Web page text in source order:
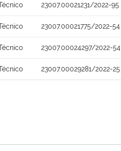
23007.00021231/2022-95
23007.00021775/2022-54
23007.00024297/2022-54
23007.00029281/2022-25